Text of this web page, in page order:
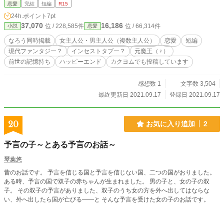
恋愛 完結 短編 R15
24h.ポイント 7pt
小説 37,070 位 / 228,585件 恋愛 16,186 位 / 66,314件
なろう同時掲載 女主人公・男主人公（複数主人公） 恋愛
短編
現代ファンタジー？
インセストタブー？
元魔王（♀）
前世の記憶持ち
ハッピーエンド カクヨムでも投稿しています
感想数 1
文字数 3,504
最終更新日 2021.09.17
登録日 2021.09.17
20 お気に入り追加 2
予言の子～とある予言のお話～
琴葉悠
昔のお話です。 予言を信じる国と予言を信じない国、二つの国がおりました。
ある時、予言の国で双子の赤ちゃんが生まれました。 男の子と、女の子の双
子。 その双子の予言がありました、双子のうち女の方を外へ出してはならな
い、外へ出したら国が亡びる――と そんな予言を受けた女の子のお話です。